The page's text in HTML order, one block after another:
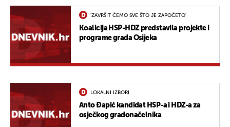
'ZAVRŠIT ĆEMO SVE ŠTO JE ZAPOČETO'
Koalicija HSP-HDZ predstavila projekte i
programe grada Osijeka
LOKALNI IZBORI
Anto Đapić kandidat HSP-a i HDZ-a za
osječkog gradonačelnika